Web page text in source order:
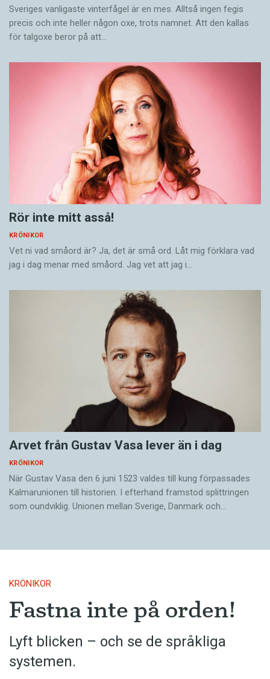
Sveriges vanligaste vinterfågel är en mes. Alltså ingen fegis
precis och inte heller någon oxe, trots namnet. Att den kallas
för talgoxe beror på att…
Rör inte mitt asså!
KRÖNIKOR
Vet ni vad småord är? Ja, det är små ord. Låt mig förklara vad
jag i dag menar med småord. Jag vet att jag i…
Arvet från Gustav Vasa lever än i dag
KRÖNIKOR
När Gustav Vasa den 6 juni 1523 ­valdes till kung förpassades
Kalmar­unionen till historien. I efterhand framstod splittringen
som ound­viklig. ­Unionen ­mellan Sverige, Danmark och…
KRÖNIKOR
Fastna inte på orden!
Lyft blicken – och se de språkliga
systemen.